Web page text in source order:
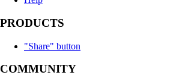
PRODUCTS
"Share" button
COMMUNITY